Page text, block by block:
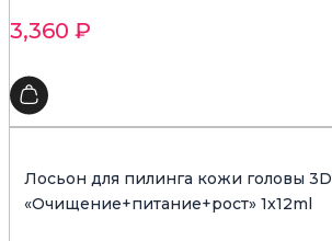
3,360 ₽
Лосьон для пилинга кожи головы 3D
«Очищение+питание+рост» 1x12ml